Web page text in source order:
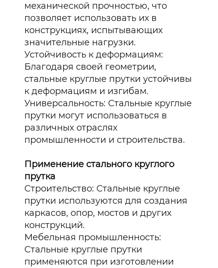
механической прочностью, что
позволяет использовать их в
конструкциях, испытывающих
значительные нагрузки.
Устойчивость к деформациям:
Благодаря своей геометрии,
стальные круглые прутки устойчивы
к деформациям и изгибам.
Универсальность: Стальные круглые
прутки могут использоваться в
различных отраслях
промышленности и строительства.
Применение стального круглого
прутка
Строительство: Стальные круглые
прутки используются для создания
каркасов, опор, мостов и других
конструкций.
Мебельная промышленность:
Стальные круглые прутки
применяются при изготовлении